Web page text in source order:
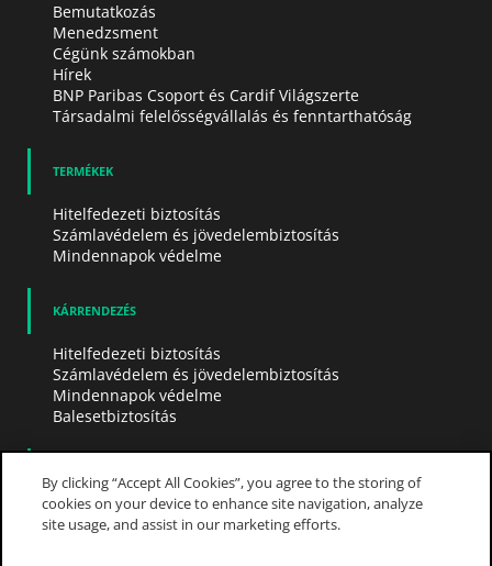
Bemutatkozás
Menedzsment
Cégünk számokban
Hírek
BNP Paribas Csoport és Cardif Világszerte
Társadalmi felelősségvállalás és fenntarthatóság
TERMÉKEK
Hitelfedezeti biztosítás
Számlavédelem és jövedelembiztosítás
Mindennapok védelme
KÁRRENDEZÉS
Hitelfedezeti biztosítás
Számlavédelem és jövedelembiztosítás
Mindennapok védelme
Balesetbiztosítás
Google
By clicking “Accept All Cookies”, you agree to the storing of
cookies on your device to enhance site navigation, analyze
site usage, and assist in our marketing efforts.